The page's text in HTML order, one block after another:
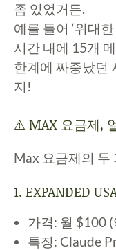
좀 있었거든.
예를 들어 ‘위대
시간 내에 15개
한계에 짜증났던
지!
⚠️ MAX 요금제,
Max 요금제의 두
1. EXPANDED
가격: 월 $100
특징: Claude